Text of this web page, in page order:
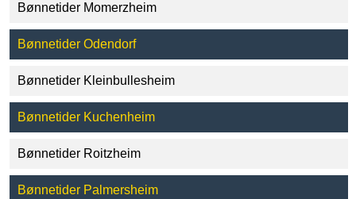
Bønnetider Momerzheim
Bønnetider Odendorf
Bønnetider Kleinbullesheim
Bønnetider Kuchenheim
Bønnetider Roitzheim
Bønnetider Palmersheim